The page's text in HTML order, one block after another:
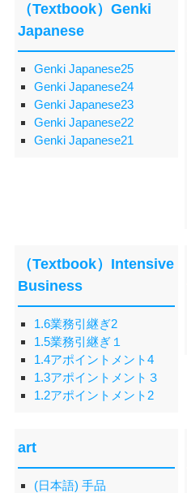
（Textbook）Genki
Japanese
Genki Japanese25
Genki Japanese24
Genki Japanese23
Genki Japanese22
Genki Japanese21
（Textbook）Intensive
Business
1.6業務引継ぎ2
1.5業務引継ぎ１
1.4アポイントメント4
1.3アポイントメント３
1.2アポイントメント2
art
(日本語) 手品